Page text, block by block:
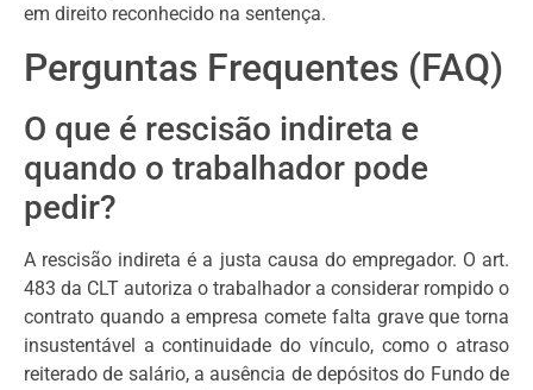
em direito reconhecido na sentença.
Perguntas Frequentes (FAQ)
O que é rescisão indireta e
quando o trabalhador pode
pedir?
A rescisão indireta é a justa causa do empregador. O art.
483 da CLT autoriza o trabalhador a considerar rompido o
contrato quando a empresa comete falta grave que torna
insustentável a continuidade do vínculo, como o atraso
reiterado de salário, a ausência de depósitos do Fundo de